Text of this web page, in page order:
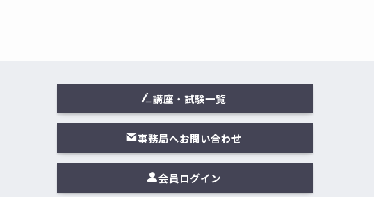
講座・試験一覧
事務局へお問い合わせ
会員ログイン